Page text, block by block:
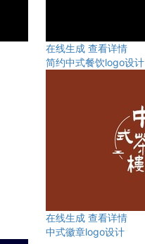
在线生成 查看详情
简约中式餐饮logo设计
在线生成 查看详情
中式徽章logo设计